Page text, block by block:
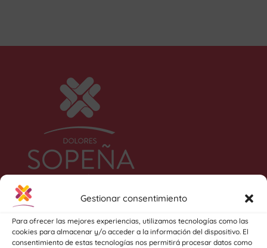
Gestionar consentimiento
Para ofrecer las mejores experiencias, utilizamos tecnologías como las
cookies para almacenar y/o acceder a la información del dispositivo. El
consentimiento de estas tecnologías nos permitirá procesar datos como